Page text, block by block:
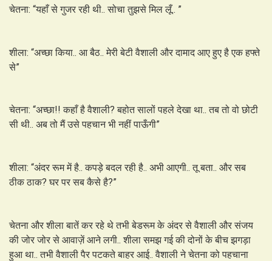
चेतना: “यहाँ से गुजर रही थी.. सोचा तुझसे मिल लूँ.. ”
शीला: “अच्छा किया.. आ बैठ.. मेरी बेटी वैशाली और दामाद आए हुए है एक हफ्ते
से”
चेतना: “अच्छा!! कहाँ है वैशाली? बहोत सालों पहले देखा था.. तब तो वो छोटी
सी थी.. अब तो मैं उसे पहचान भी नहीं पाऊँगी”
शीला: “अंदर रूम में है.. कपड़े बदल रही है.. अभी आएगी.. तू बता.. और सब
ठीक ठाक? घर पर सब कैसे है?”
चेतना और शीला बातें कर रहे थे तभी बेडरूम के अंदर से वैशाली और संजय
की जोर जोर से आवाज़ें आने लगी.. शीला समझ गई की दोनों के बीच झगड़ा
हुआ था.. तभी वैशाली पैर पटकते बाहर आई.. वैशाली ने चेतना को पहचाना